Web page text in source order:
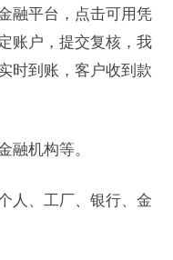
融平台，点击可用凭
账户，提交复核，我
时到账，客户收到款
融机构等。
人、工厂、银行、金